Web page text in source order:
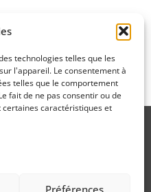
technologies telles que les
l'appareil. Le consentement à
telles que le comportement
fait de ne pas consentir ou de
caractéristiques et
Préférences
d'investissement